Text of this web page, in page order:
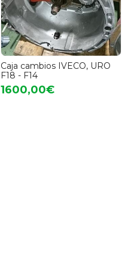
Caja cambios IVECO, URO
F18 - F14
1600,00€